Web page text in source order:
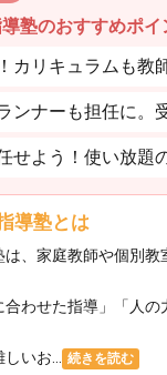
塾のおすすめポイ
カリキュラムも教
ンナーも担任に。
せよう！使い放題
導塾とは
、家庭教師や個別
合わせた指導」「人
いお... 続きを読む